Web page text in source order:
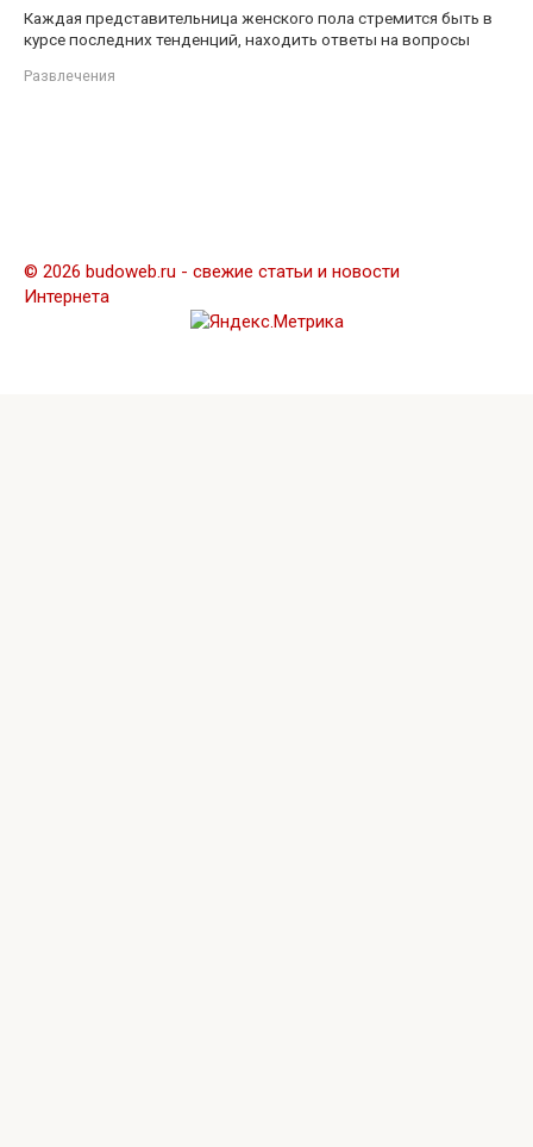
Каждая представительница женского пола стремится быть в
курсе последних тенденций, находить ответы на вопросы
Развлечения
© 2026 budoweb.ru - свежие статьи и новости
Интернета